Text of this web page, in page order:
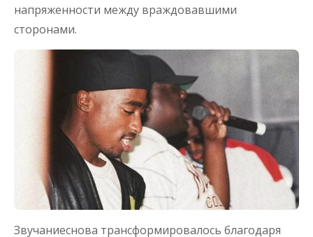
напряженности между враждовавшими
сторонами.
Звучаниеснова трансформировалось благодаря